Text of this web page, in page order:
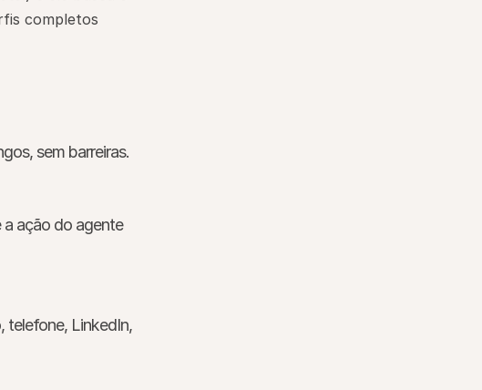
completos
sem barreiras.
ação do agente
telefone, LinkedIn,